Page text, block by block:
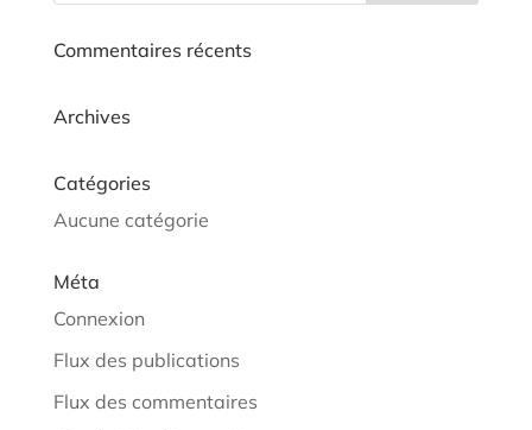
Commentaires récents
Archives
Catégories
Aucune catégorie
Méta
Connexion
Flux des publications
Flux des commentaires